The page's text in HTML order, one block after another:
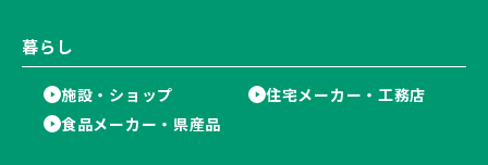
暮らし
施設・ショップ
住宅メーカー・工務店
食品メーカー・県産品